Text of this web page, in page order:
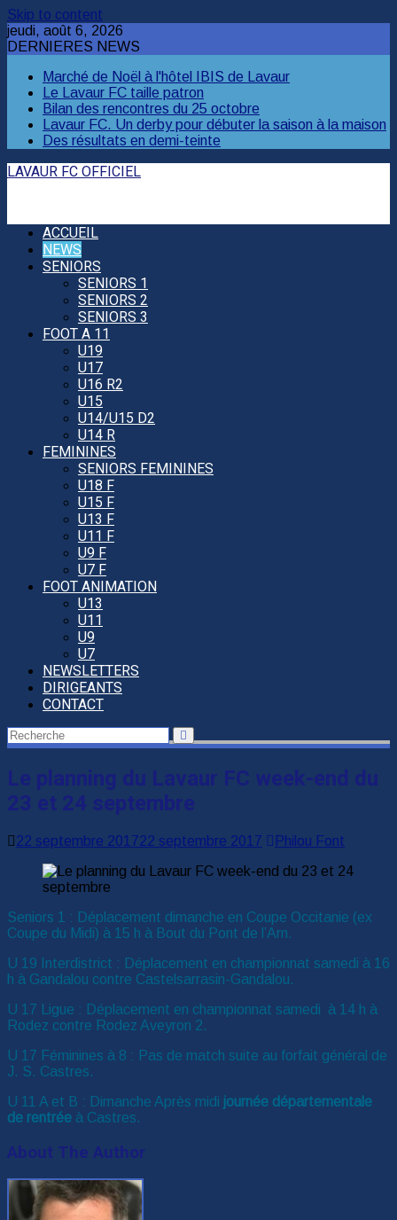
Skip to content
jeudi, août 6, 2026
DERNIERES NEWS
Marché de Noël à l'hôtel IBIS de Lavaur
Le Lavaur FC taille patron
Bilan des rencontres du 25 octobre
Lavaur FC. Un derby pour débuter la saison à la maison
Des résultats en demi-teinte
LAVAUR FC OFFICIEL
ACCUEIL
NEWS
SENIORS
SENIORS 1
SENIORS 2
SENIORS 3
FOOT A 11
U19
U17
U16 R2
U15
U14/U15 D2
U14 R
FEMININES
SENIORS FEMININES
U18 F
U15 F
U13 F
U11 F
U9 F
U7 F
FOOT ANIMATION
U13
U11
U9
U7
NEWSLETTERS
DIRIGEANTS
CONTACT
Le planning du Lavaur FC week-end du
23 et 24 septembre
22 septembre 201722 septembre 2017 Philou Font
Seniors 1 : Déplacement dimanche en Coupe Occitanie (ex
Coupe du Midi) à 15 h à Bout du Pont de l’Arn.
U 19 Interdistrict : Déplacement en championnat samedi à 16
h à Gandalou contre Castelsarrasin-Gandalou.
U 17 Ligue : Déplacement en championnat samedi à 14 h à
Rodez contre Rodez Aveyron 2.
U 17 Féminines à 8 : Pas de match suite au forfait général de
J. S. Castres.
U 11 A et B : Dimanche Après midi journée départementale
de rentrée à Castres.
About The Author